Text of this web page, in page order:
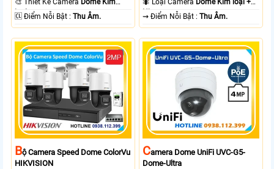
🎨 Thiết Kế Camera Dome Kim
loại.
️🆑 Điểm Nỗi Bật :Thu Âm.
🐜 Loại Camera Dome Kim loại +
Nhựa.
️⇝ Điểm Nỗi Bật :Thu Âm.
BỘ Camera Speed Dome ColorVu
HIKVISION
CAmera Dome UniFi UVC-G5-
Dome-Ultra